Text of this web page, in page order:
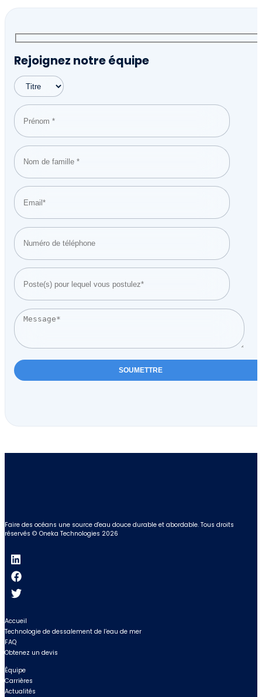
Rejoignez notre équipe
this
Faire des océans une source d'eau douce durable et abordable. Tous droits
réservés © Oneka Technologies 2026
Accueil
Technologie de dessalement de l’eau de mer
FAQ
Obtenez un devis
Équipe
Carrières
Actualités